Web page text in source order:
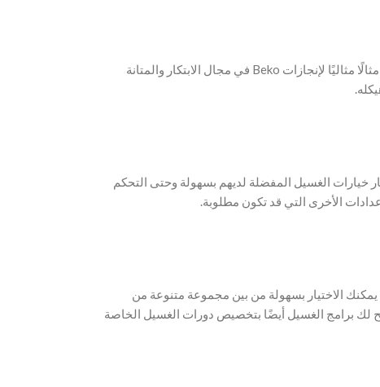
تحميل أمامي سعة 10 كجم باللون الفضي B3WFU501040MCI مثالًا لابتكار الغسالات الذي يلبي متطلبات الغسيل للأسر المعاصرة. يعد هذا الجهاز مثالًا مثاليًا لإنجازات Beko في مجال الابتكار والمتانة
خيارات الغسيل المفضلة لديهم بسهولة وحتى التحكم
الأخرى التي قد تكون مطلوبة.
الاختيار بسهولة من بين مجموعة متنوعة من
لك برامج الغسيل أيضًا بتخصيص دورات الغسيل الخاصة